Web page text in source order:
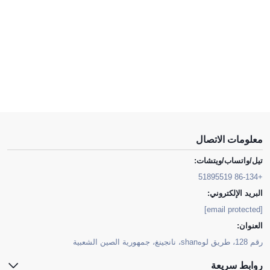
معلومات الاتصال
تيل/واتساب/ويتشات:
+86-134 51895519
البريد الإلكتروني:
[email protected]
العنوان:
رقم 128، طريق لوهshan، نانجينغ، جمهورية الصين الشعبية
روابط سريعة